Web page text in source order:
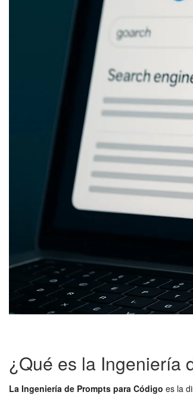
¿Qué es la Ingeniería
La Ingeniería de Prompts para Código es la